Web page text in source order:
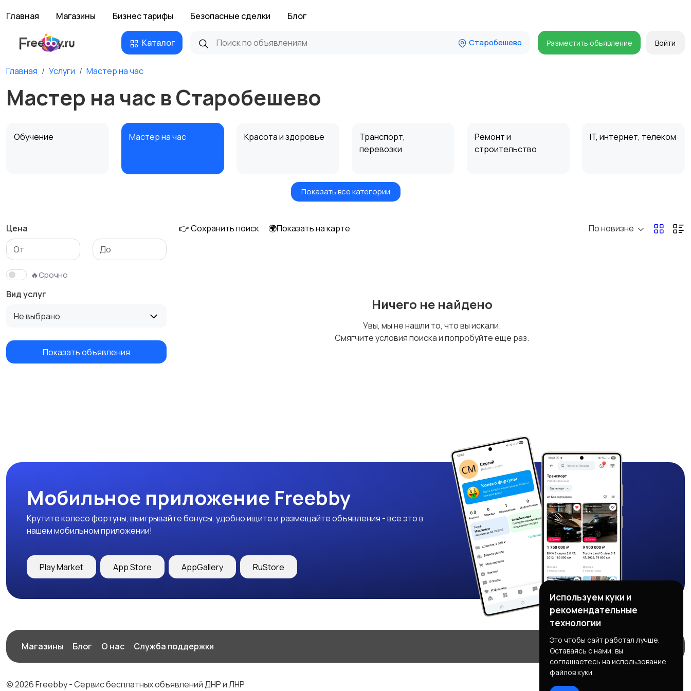
Главная Магазины Бизнес тарифы Безопасные сделки Блог
Каталог Старобешево Разместить объявление Войти
Главная Услуги Мастер на час
Мастер на час в Старобешево
Обучение Мастер на час Красота и здоровье
Транспорт,
перевозки
Ремонт и
строительство
IT, интернет, телеком
Ремонт техники
Изготовление на
заказ
Продукты питания и
Показать все категории
Цена
🔥Срочно
Вид услуг
Не выбрано
Показать объявления
👉 Сохранить поиск 🌍Показать на карте По новизне
Ничего не найдено
Увы, мы не нашли то, что вы искали.
Смягчите условия поиска и попробуйте еще раз.
Мобильное приложение Freebby
Крутите колесо фортуны, выигрывайте бонусы, удобно ищите и размещайте объявления - все это в
нашем мобильном приложении!
Play Market App Store AppGallery RuStore
Магазины Блог О нас Служба поддержки
© 2026 Freebby - Сервис бесплатных объявлений ДНР и ЛНР
Используем куки и
рекомендательные
технологии
Это чтобы сайт работал лучше.
Оставаясь с нами, вы
соглашаетесь на использование
файлов куки.